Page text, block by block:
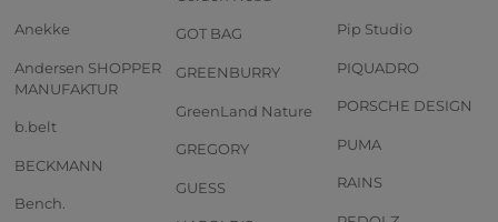
Anekke
Andersen SHOPPER
MANUFAKTUR
b.belt
BECKMANN
Bench.
GOT BAG
GREENBURRY
GreenLand Nature
GREGORY
GUESS
Pip Studio
PIQUADRO
PORSCHE DESIGN
PUMA
RAINS